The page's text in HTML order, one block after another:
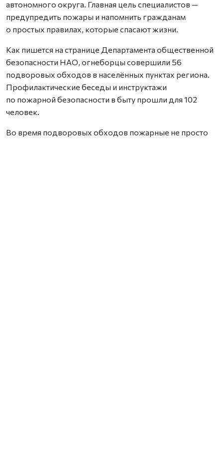
автономного округа. Главная цель специалистов —
предупредить пожары и напомнить гражданам
о простых правилах, которые спасают жизни.
Как пишется на странице Департамента общественной
безопасности НАО, огнеборцы совершили 56
подворовых обходов в населённых пунктах региона.
Профилактические беседы и инструктажи
по пожарной безопасности в быту прошли для 102
человек.
Во время подворовых обходов пожарные не просто